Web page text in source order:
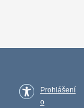
Prohlášení
o